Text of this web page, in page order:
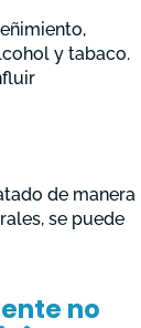
y tabaco.
de manera
se puede
no